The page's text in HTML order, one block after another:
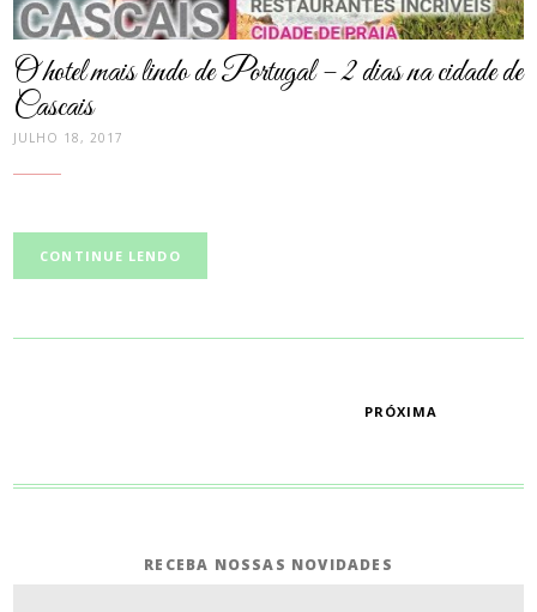
O hotel mais lindo de Portugal – 2 dias na cidade de
Cascais
JULHO 18, 2017
CONTINUE LENDO
PRÓXIMA
RECEBA NOSSAS NOVIDADES